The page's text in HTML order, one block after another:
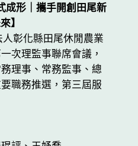
成形｜攜手開創田尾新
】
彰化縣田尾休閒農業
次理監事聯席會議，
理事、常務監事、總
職務推選，第三屆服